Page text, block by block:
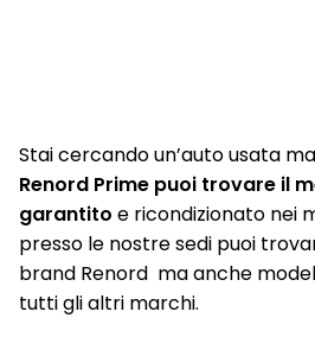
Stai cercando un’auto usata
Renord Prime puoi trovare il
garantito e ricondizionato nei
presso le nostre sedi puoi
brand Renord ma anche
tutti gli altri marchi.